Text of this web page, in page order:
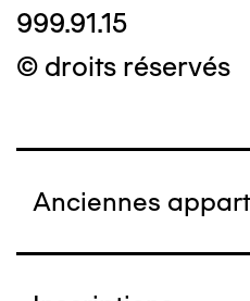
999.91.15
© droits réservés
Anciennes